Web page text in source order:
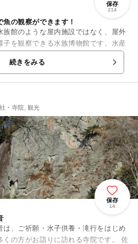
保存
214
の観察ができます！
族館のような屋内施設ではなく、屋外
子を観察できる水族博物館です。水産
究所の一部を公開している形です。
続きをみる
・寺院, 観光
保存
14
は、ご祈願・水子供養・滝行をはじめ
の方がお詣りに訪れる寺院です。 佐